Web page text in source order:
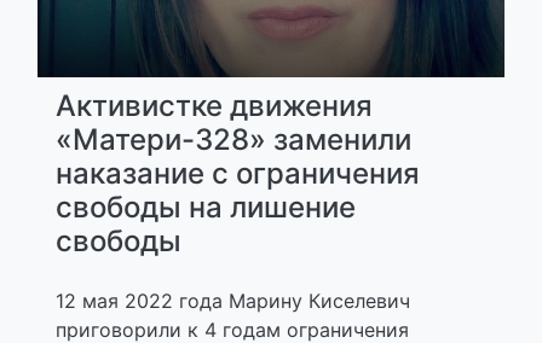
Активистке движения
«Матери-328» заменили
наказание с ограничения
свободы на лишение
свободы
12 мая 2022 года Марину Киселевич
приговорили к 4 годам ограничения